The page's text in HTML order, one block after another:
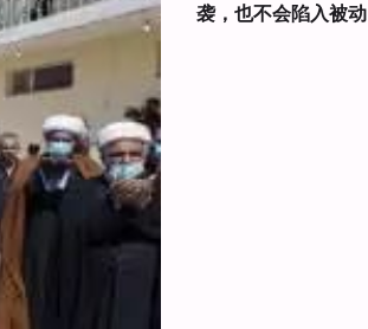
质疑
袭，也不会陷入被动